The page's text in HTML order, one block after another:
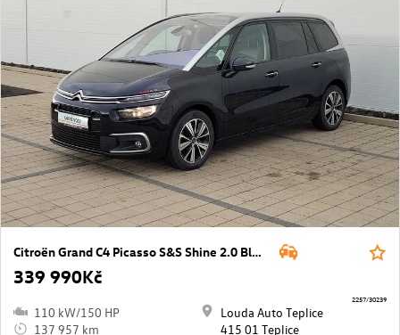
Citroën Grand C4 Picasso S&S Shine 2.0 BlueHDI 110 kW manuál ,
339 990Kč
110 kW/150 HP
137 957 km
Louda Auto Teplice
415 01 Teplice
2257/30239